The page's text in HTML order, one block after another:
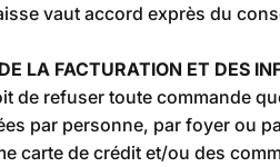
vaut accord exprès du
LA FACTURATION ET DES
de refuser toute commande
par personne, par foyer ou
carte de crédit et/ou des